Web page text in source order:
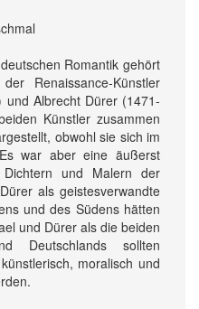
Romantik gehört
Renaissance-Künstler
und Albrecht Dürer (1471-
Künstler zusammen
obwohl sie sich im
war aber eine äußerst
und Malern der
als geistesverwandte
und des Südens hätten
und Dürer als die beiden
Deutschlands sollten
moralisch und